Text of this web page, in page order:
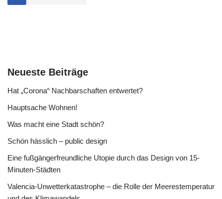
Neueste Beiträge
Hat „Corona“ Nachbarschaften entwertet?
Hauptsache Wohnen!
Was macht eine Stadt schön?
Schön hässlich – public design
Eine fußgängerfreundliche Utopie durch das Design von 15-
Minuten-Städten
Valencia-Unwetterkatastrophe – die Rolle der Meerestemperatur